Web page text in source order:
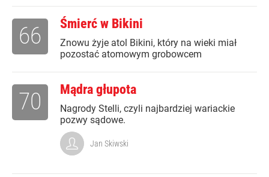
Śmierć w Bikini
Znowu żyje atol Bikini, który na wieki miał
pozostać atomowym grobowcem
66
Mądra głupota
Nagrody Stelli, czyli najbardziej wariackie
pozwy sądowe.
70
Jan Skiwski